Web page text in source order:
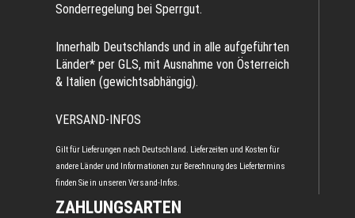
Sonderregelung bei Sperrgut.
Innerhalb Deutschlands und in alle aufgeführten
Länder* per GLS, mit Ausnahme von Österreich
& Italien (gewichtsabhängig).
VERSAND-INFOS
Gilt für Lieferungen nach Deutschland. Lieferzeiten und Kosten für
andere Länder und Informationen zur Berechnung des Liefertermins
finden Sie in unseren Versand-Infos
ZAHLUNGSARTEN